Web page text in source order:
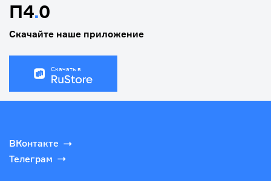
П4.0
Скачайте наше приложение
Скачать в
ВКонтакте
Телеграм